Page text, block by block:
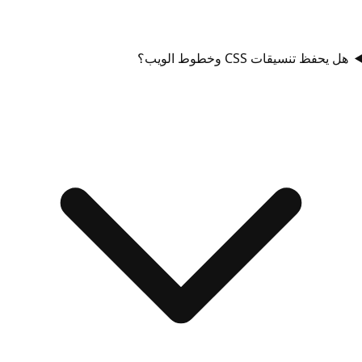
هل يحفظ تنسيقات CSS وخطوط الويب؟